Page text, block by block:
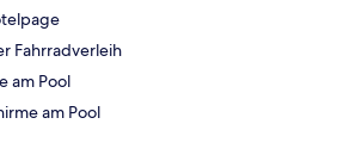
Fahrradverleih
am Pool
am Pool